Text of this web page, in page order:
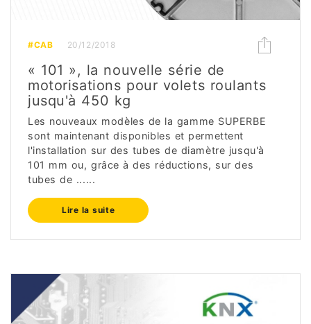
#CAB 20/12/2018
« 101 », la nouvelle série de
motorisations pour volets roulants
jusqu'à 450 kg
Les nouveaux modèles de la gamme SUPERBE
sont maintenant disponibles et permettent
l'installation sur des tubes de diamètre jusqu'à
101 mm ou, grâce à des réductions, sur des
tubes de ......
Lire la suite